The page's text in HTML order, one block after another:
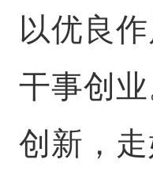
以优良作
干事创
创新，走